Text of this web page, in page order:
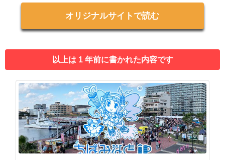
オリジナルサイトで読む
以上は 1 年前に書かれた内容です